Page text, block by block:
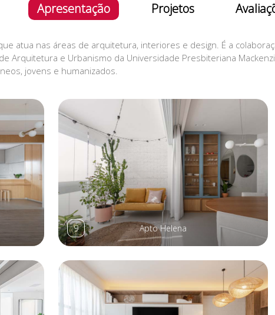
Apresentação Projetos
atua nas áreas de arquitetura, interiores e design. É a
Arquitetura e Urbanismo da Universidade Presbiteriana
jovens e humanizados.
9 Apto Helena